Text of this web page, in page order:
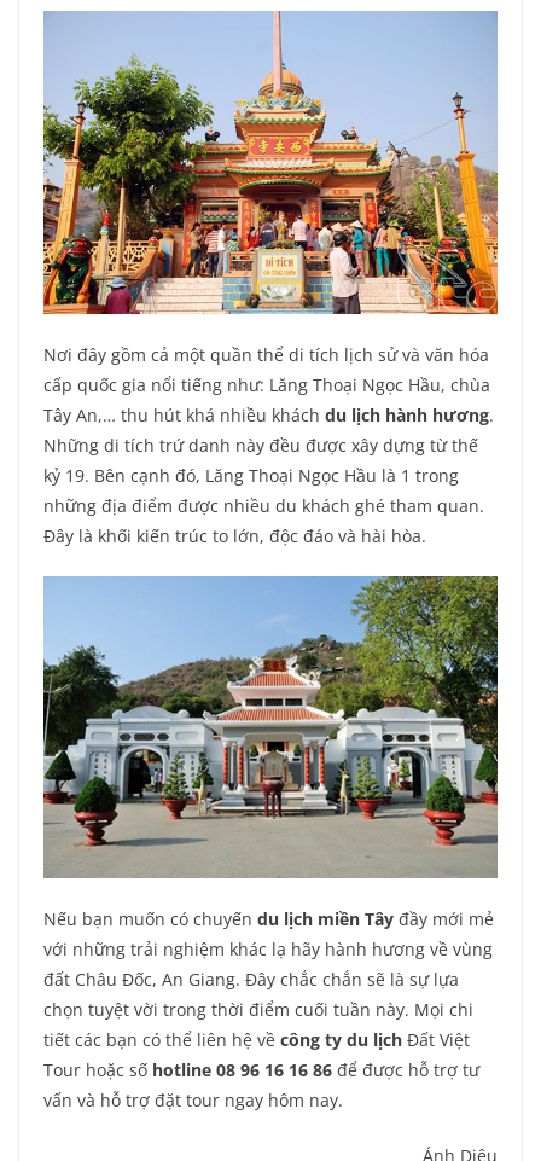
Nơi đây gồm cả một quần thể di tích lịch sử và văn hóa
cấp quốc gia nổi tiếng như: Lăng Thoại Ngọc Hầu, chùa
Tây An,… thu hút khá nhiều khách du lịch hành hương.
Những di tích trứ danh này đều được xây dựng từ thế
kỷ 19. Bên cạnh đó, Lăng Thoại Ngọc Hầu là 1 trong
những địa điểm được nhiều du khách ghé tham quan.
Đây là khối kiến trúc to lớn, độc đáo và hài hòa.
Nếu bạn muốn có chuyến du lịch miền Tây đầy mới mẻ
với những trải nghiệm khác lạ hãy hành hương về vùng
đất Châu Đốc, An Giang. Đây chắc chắn sẽ là sự lựa
chọn tuyệt vời trong thời điểm cuối tuần này. Mọi chi
tiết các bạn có thể liên hệ về công ty du lịch Đất Việt
Tour hoặc số hotline 08 96 16 16 86 để được hỗ trợ tư
vấn và hỗ trợ đặt tour ngay hôm nay.
Ánh Diệu